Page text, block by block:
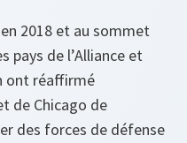
2018 et au sommet
pays de l’Alliance et
ont réaffirmé
de Chicago de
des forces de défense